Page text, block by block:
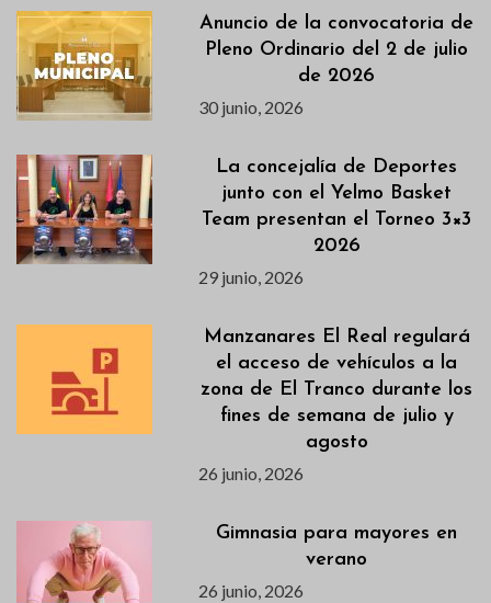
Anuncio de la convocatoria de
Pleno Ordinario del 2 de julio
de 2026
30 junio, 2026
La concejalía de Deportes
junto con el Yelmo Basket
Team presentan el Torneo 3×3
2026
29 junio, 2026
Manzanares El Real regulará
el acceso de vehículos a la
zona de El Tranco durante los
fines de semana de julio y
agosto
26 junio, 2026
Gimnasia para mayores en
verano
26 junio, 2026